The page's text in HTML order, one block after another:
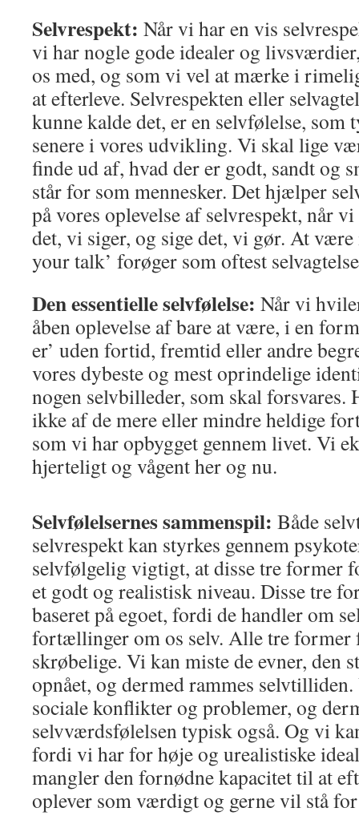
Selvrespekt: Når vi har en vis
vi har nogle gode idealer og
os med, og som vi vel at mærke i
at efterleve. Selvrespekten eller
kunne kalde det, er en selvfølelse,
senere i vores udvikling. Vi skal lige
finde ud af, hvad der er godt, sandt og
står for som mennesker. Det hjælper
på vores oplevelse af selvrespekt, når
det, vi siger, og sige det, vi gør. At
your talk’ forøger som oftest
Den essentielle selvfølelse: Når vi
åben oplevelse af bare at være, i en
er’ uden fortid, fremtid eller andre
vores dybeste og mest oprindelige
nogen selvbilleder, som skal forsvares.
ikke af de mere eller mindre heldige
som vi har opbygget gennem livet. Vi
hjerteligt og vågent her og nu.
Selvfølelsernes sammenspil: Både
selvrespekt kan styrkes gennem
selvfølgelig vigtigt, at disse tre former
et godt og realistisk niveau. Disse tre
baseret på egoet, fordi de handler om
fortællinger om os selv. Alle tre former
skrøbelige. Vi kan miste de evner, den
opnået, og dermed rammes
sociale konflikter og problemer, og
selvværdsfølelsen typisk også. Og vi
fordi vi har for høje og urealistiske
mangler den fornødne kapacitet til at
oplever som værdigt og gerne vil stå